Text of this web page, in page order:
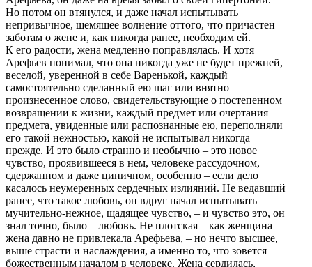
Но потом он втянулся, и даже начал испытывать
непривычное, щемящее волнение оттого, что причастен
заботам о жене и, как никогда ранее, необходим ей.
К его радости, жена медленно поправлялась. И хотя
Арефьев понимал, что она никогда уже не будет прежней,
веселой, уверенной в себе Варенькой, каждый
самостоятельно сделанный ею шаг или внятно
произнесенное слово, свидетельствующие о постепенном
возвращении к жизни, каждый предмет или очертания
предмета, увиденные или распознанные ею, переполняли
его такой нежностью, какой не испытывал никогда
прежде. И это было странно и необычно – это новое
чувство, проявившееся в нем, человеке рассудочном,
сдержанном и даже циничном, особенно – если дело
касалось неумеренных сердечных излияний. Не ведавший
ранее, что такое любовь, он вдруг начал испытывать
мучительно-нежное, щадящее чувство, – и чувство это, он
знал точно, было – любовь. Не плотская – как женщина
жена давно не привлекала Арефьева, – но нечто высшее,
выше страсти и наслаждения, а именно то, что зовется
божественным началом в человеке. Жена сердилась,